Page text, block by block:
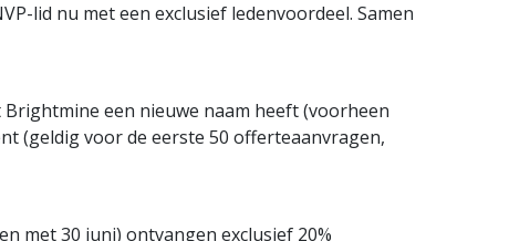
lid nu met een exclusief ledenvoordeel. Samen
een nieuwe naam heeft (voorheen
(geldig voor de eerste 50 offerteaanvragen,
met 30 juni) ontvangen exclusief 20%